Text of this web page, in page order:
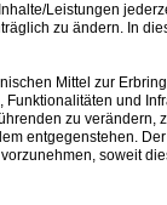
Leistungen
zu ändern. In
Mittel zur
und
zu verändern,
entgegenstehen.
soweit